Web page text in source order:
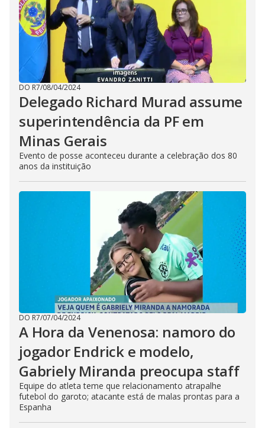
DO R7/08/04/2024
Delegado Richard Murad assume
superintendência da PF em
Minas Gerais
Evento de posse aconteceu durante a celebração dos 80
anos da instituição
DO R7/07/04/2024
A Hora da Venenosa: namoro do
jogador Endrick e modelo,
Gabriely Miranda preocupa staff
Equipe do atleta teme que relacionamento atrapalhe
futebol do garoto; atacante está de malas prontas para a
Espanha